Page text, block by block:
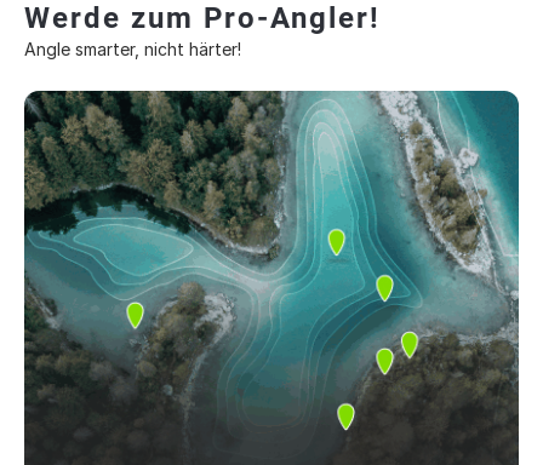
Werde zum Pro-Angler!
Angle smarter, nicht härter!